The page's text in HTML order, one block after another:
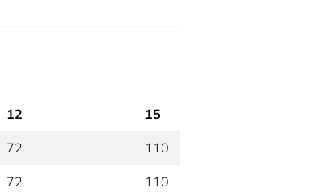
12 15
72 110
72 110